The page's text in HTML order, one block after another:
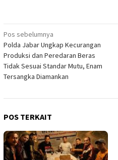
Navigasi
pos
Pos sebelumnya
Polda Jabar Ungkap Kecurangan
Produksi dan Peredaran Beras
Tidak Sesuai Standar Mutu, Enam
Tersangka Diamankan
POS TERKAIT